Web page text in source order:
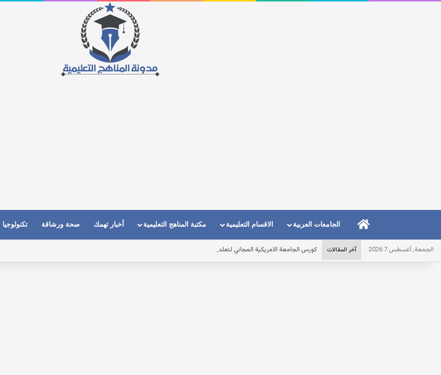
الرئيسيةالجامعات العربية الاقسام التعليمية مكتبة المناهج التعليمية أخبار تهمك صحة ورشاقة تكنولوجيا
الجمعة, أغسطس 7 2026 آخر المقالات كورس الجامعة الامريكية المجاني لتعلم الانجليزية 2026